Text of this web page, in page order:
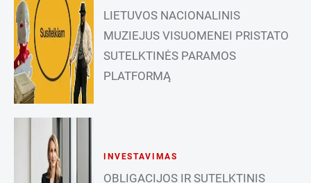
LIETUVOS NACIONALINIS
MUZIEJUS VISUOMENEI PRISTATO
SUTELKTINĖS PARAMOS
PLATFORMĄ
INVESTAVIMAS
OBLIGACIJOS IR SUTELKTINIS